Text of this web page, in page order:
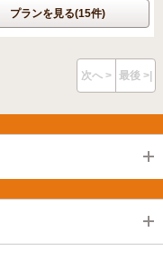
プランを見る(15件)
次へ > 最後 >|